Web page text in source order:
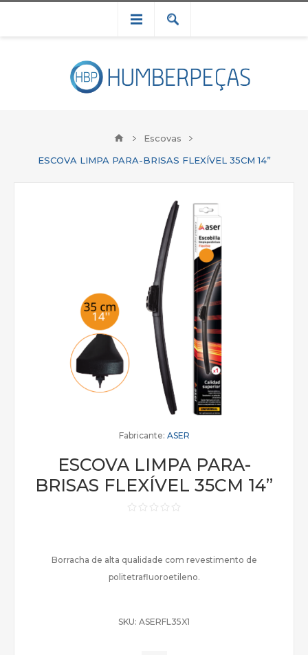
Escovas
ESCOVA LIMPA PARA-BRISAS FLEXÍVEL 35CM 14”
Fabricante: ASER
ESCOVA LIMPA PARA-
BRISAS FLEXÍVEL 35CM 14”
Borracha de alta qualidade com revestimento de
politetrafluoroetileno.
SKU: ASERFL35X1